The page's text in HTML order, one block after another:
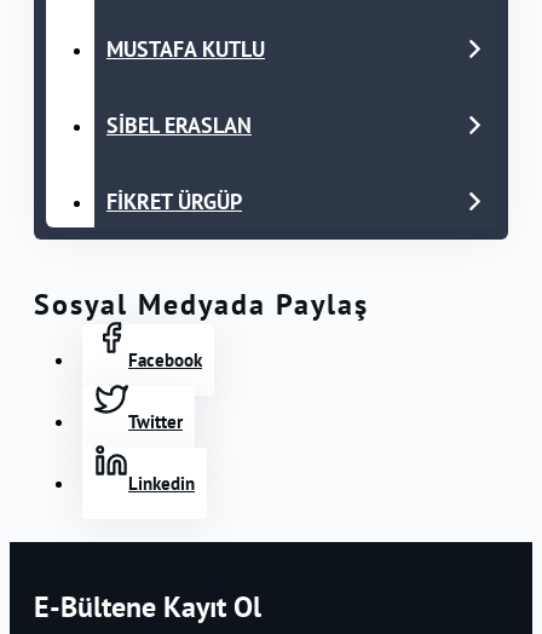
MUSTAFA KUTLU
SİBEL ERASLAN
FİKRET ÜRGÜP
Sosyal Medyada Paylaş
Facebook
Twitter
Linkedin
E-Bültene Kayıt Ol